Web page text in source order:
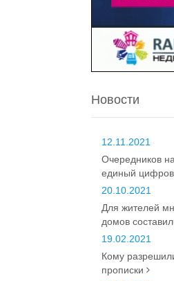
Новости
12.11.2021
Очередников
единый
20.10.2021
Для жителей
домов
19.02.2021
Кому
прописки